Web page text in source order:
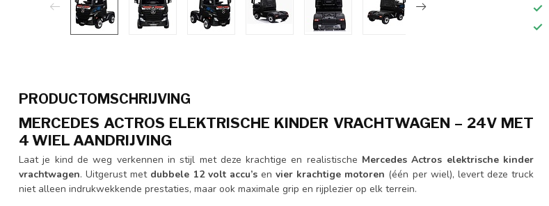
PRODUCTOMSCHRIJVING
MERCEDES ACTROS ELEKTRISCHE KINDER VRACHTWAGEN – 24V MET
4 WIEL AANDRIJVING
Laat je kind de weg verkennen in stijl met deze krachtige en realistische Mercedes Actros elektrische kinder
vrachtwagen. Uitgerust met dubbele 12 volt accu’sen vier krachtige motoren (één per wiel), levert deze truck
niet alleen indrukwekkende prestaties, maar ook maximale grip en rijplezier op elk terrein.